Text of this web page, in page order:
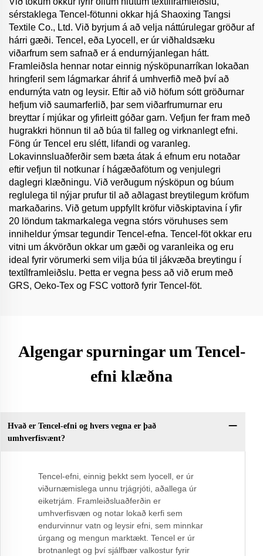
sérstaklega Tencel-fötunni okkar hjá Shaoxing Tangsi
Textile Co., Ltd. Við byrjum á að velja náttúrulegar gröður af
hárri gæði. Tencel, eða Lyocell, er úr viðhaldsæku
viðarfrum sem safnað er á endurnýjanlegan hátt.
Framleiðsla hennar notar einnig nýsköpunarríkan lokaðan
hringferil sem lágmarkar áhrif á umhverfið með því að
endurnýta vatn og leysir. Eftir að við höfum sótt gröðurnar
hefjum við saumarferlið, þar sem viðarfrumurnar eru
breyttar í mjúkar og yfirleitt góðar garn. Vefjun fer fram með
hugrakkri hönnun til að búa til falleg og virknanlegt efni.
Föng úr Tencel eru slétt, lifandi og varanleg.
Lokavinnsluaðferðir sem bæta átak á efnum eru notaðar
eftir vefjun til notkunar í hágæðafötum og venjulegri
daglegri klæðningu. Við verðugum nýsköpun og búum
reglulega til nýjar prufur til að aðlagast breytilegum kröfum
markaðarins. Við getum uppfyllt kröfur viðskiptavina í yfir
20 löndum takmarkalega vegna stórs vöruhuses sem
inniheldur ýmsar tegundir Tencel-efna. Tencel-föt okkar eru
vitni um ákvörðun okkar um gæði og varanleika og eru
ideal fyrir vörumerki sem vilja búa til jákvæða breytingu í
textílframleiðslu. Þetta er vegna þess að við erum með
GRS, Oeko-Tex og FSC vottorð fyrir Tencel-föt.
Algengar spurningar um Tencel-
efni klæðna
Hvað er Tencel-efni og hvers vegna er það
umhverfisvænt?
Tencel-efni, einnig þekkt sem lyocell, er úr
viðurnæmislega unnu trjágrjóti, aðallega úr
eiketrjám. Framleiðsluaðferðin er
umhverfisvæn og notar lokað kerfi sem
endurvinnur vatn og leysir efni, sem minnkar
úrgang og mengun marktækt. Tencel er úr
brotnanlegt og því sjálfbær valkostur fyrir